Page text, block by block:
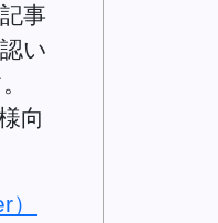
事
い
向